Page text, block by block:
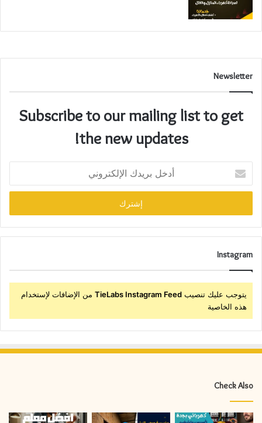
Newsletter
Subscribe to our mailing list to get
the new updates!
Instagram
يتوجب عليك تنصيب TieLabs Instagram Feed من الإضافات لإستخدام
هذه الخاصية
Check Also